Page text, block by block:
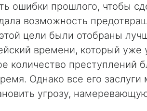
ошибки прошлого, чтобы
возможность
цели были отобраны
времени, который уже
количество преступлений
Однако все его заслуги
угрозу,